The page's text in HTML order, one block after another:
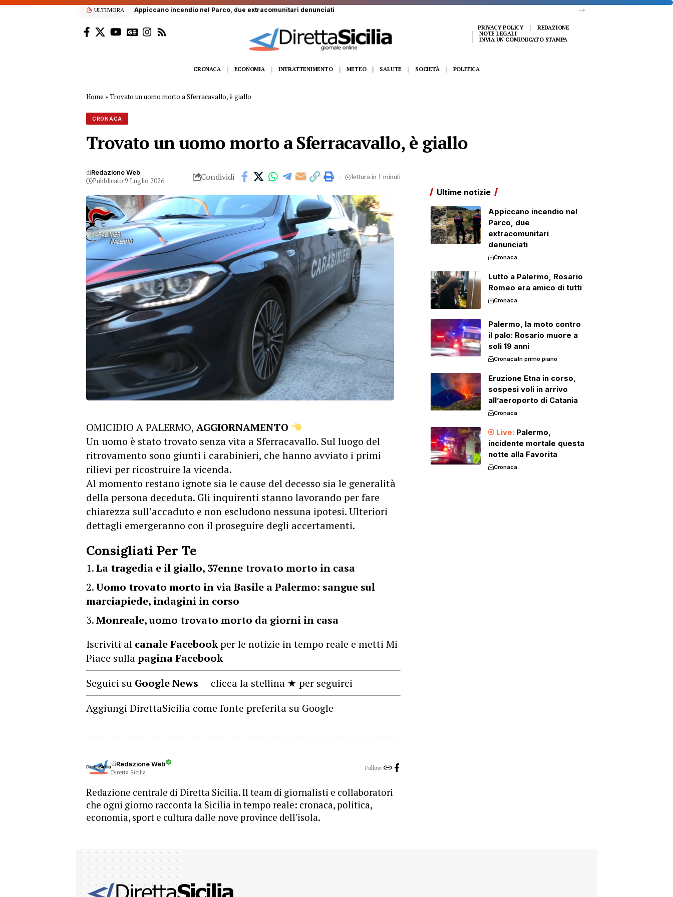
ULTIMORA Lutto a Palermo, Rosario Romeo era amico di tutti
PRIVACY POLICY
REDAZIONE
NOTE LEGALI
INVIA UN COMUNICATO STAMPA
CRONACA ECONOMIA INTRATTENIMENTO METEO SALUTE SOCIETÀ POLITICA
Home »Trovato un uomo morto a Sferracavallo, è giallo
CRONACA
Trovato un uomo morto a Sferracavallo, è giallo
diRedazione Web
Pubblicato 9 Luglio 2026 Condividi lettura in 1 minuti
OMICIDIO A PALERMO, AGGIORNAMENTO
Un uomo è stato trovato senza vita a Sferracavallo. Sul luogo del
ritrovamento sono giunti i carabinieri, che hanno avviato i primi
rilievi per ricostruire la vicenda.
Al momento restano ignote sia le cause del decesso sia le generalità
della persona deceduta. Gli inquirenti stanno lavorando per fare
chiarezza sull’accaduto e non escludono nessuna ipotesi. Ulteriori
dettagli emergeranno con il proseguire degli accertamenti.
Consigliati Per Te
La tragedia e il giallo, 37enne trovato morto in casa
Uomo trovato morto in via Basile a Palermo: sangue sul
marciapiede, indagini in corso
Monreale, uomo trovato morto da giorni in casa
Iscriviti al canale Facebookper le notizie in tempo reale e metti Mi
Piace sullapagina Facebook
Seguici su Google News — clicca la stellina ★ per seguirci
Aggiungi DirettaSicilia come fonte preferita su Google
diRedazione Web
Diretta Sicilia
Follow:
Redazione centrale di Diretta Sicilia. Il team di giornalisti e collaboratori
che ogni giorno racconta la Sicilia in tempo reale: cronaca, politica,
economia, sport e cultura dalle nove province dell'isola.
Ultime notizie
Appiccano incendio nel
Parco, due
extracomunitari
denunciati
Cronaca
Lutto a Palermo, Rosario
Romeo era amico di tutti
Cronaca
Palermo, la moto contro
il palo: Rosario muore a
soli 19 anni
CronacaIn primo piano
Eruzione Etna in corso,
sospesi voli in arrivo
all’aeroporto di Catania
Cronaca
Palermo,
incidente mortale questa
notte alla Favorita
Cronaca